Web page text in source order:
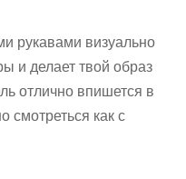
рукавами визуально
и делает твой образ
отлично впишется в
смотреться как с